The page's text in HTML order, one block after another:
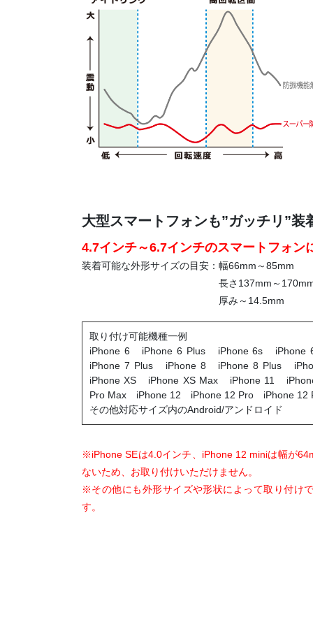
大型スマートフォンも”ガッチリ”装
4.7インチ～6.7インチのスマートフォン
装着可能な外形サイズの目安：幅66mm～85mm
長さ137mm～
厚み～14.5mm
取り付け可能機種一例
iPhone 6 iPhone 6 Plus iPhone 6s
iPhone 7 Plus iPhone 8 iPhone 8 Plus
iPhone XS iPhone XS Max iPhone 11
Pro Max iPhone 12 iPhone 12 Pro iPhone 12
その他対応サイズ内のAndroid/アンドロイド
※iPhone SEは4.0インチ、iPhone 12 miniは幅が
ないため、お取り付けいただけません。
※その他にも外形サイズや形状によって取り付け
す。